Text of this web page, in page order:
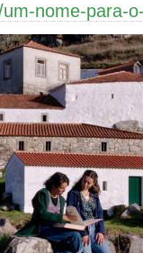
nome-para-